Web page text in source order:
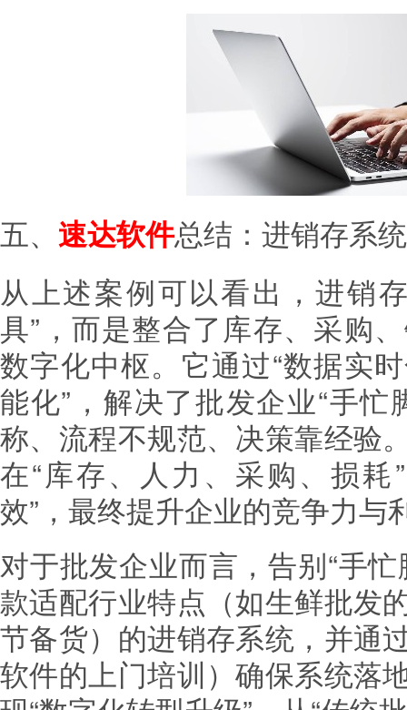
五、 速达软件总结：进销存系
从上述案例可以看出，进销
具”，而是整合了库存、采购
数字化中枢。它通过“数据实
能化”，解决了批发企业“手
称、流程不规范、决策靠经验
在“库存、人力、采购、损耗
效”，最终提升企业的竞争力与
对于批发企业而言，告别“手
款适配行业特点（如生鲜批发
节备货）的进销存系统，并通
软件的上门培训）确保系统落